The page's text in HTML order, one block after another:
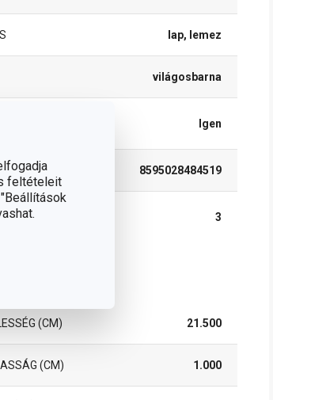
feltételeit
lap, lemez
világosbarna
Igen
8595028484519
IDŐSZAK
3
(CM) 21.500
(CM) 1.000